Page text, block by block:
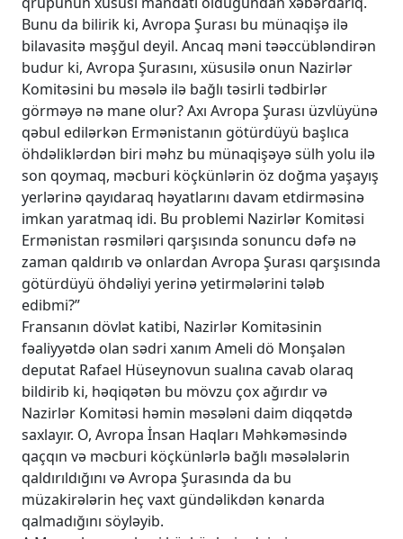
Bunu da bilirik ki, Avropa Şurası bu münaqişə ilə
bilavasitə məşğul deyil. Ancaq məni təəccübləndirən
budur ki, Avropa Şurasını, xüsusilə onun Nazirlər
Komitəsini bu məsələ ilə bağlı təsirli tədbirlər
görməyə nə mane olur? Axı Avropa Şurası üzvlüyünə
qəbul edilərkən Ermənistanın götürdüyü başlıca
öhdəliklərdən biri məhz bu münaqişəyə sülh yolu ilə
son qoymaq, məcburi köçkünlərin öz doğma yaşayış
yerlərinə qayıdaraq həyatlarını davam etdirməsinə
imkan yaratmaq idi. Bu problemi Nazirlər Komitəsi
Ermənistan rəsmiləri qarşısında sonuncu dəfə nə
zaman qaldırıb və onlardan Avropa Şurası qarşısında
götürdüyü öhdəliyi yerinə yetirmələrini tələb
edibmi?”
Fransanın dövlət katibi, Nazirlər Komitəsinin
fəaliyyətdə olan sədri xanım Ameli dö Monşalən
deputat Rafael Hüseynovun sualına cavab olaraq
bildirib ki, həqiqətən bu mövzu çox ağırdır və
Nazirlər Komitəsi həmin məsələni daim diqqətdə
saxlayır. O, Avropa İnsan Haqları Məhkəməsində
qaçqın və məcburi köçkünlərlə bağlı məsələlərin
qaldırıldığını və Avropa Şurasında da bu
müzakirələrin heç vaxt gündəlikdən kənarda
qalmadığını söyləyib.